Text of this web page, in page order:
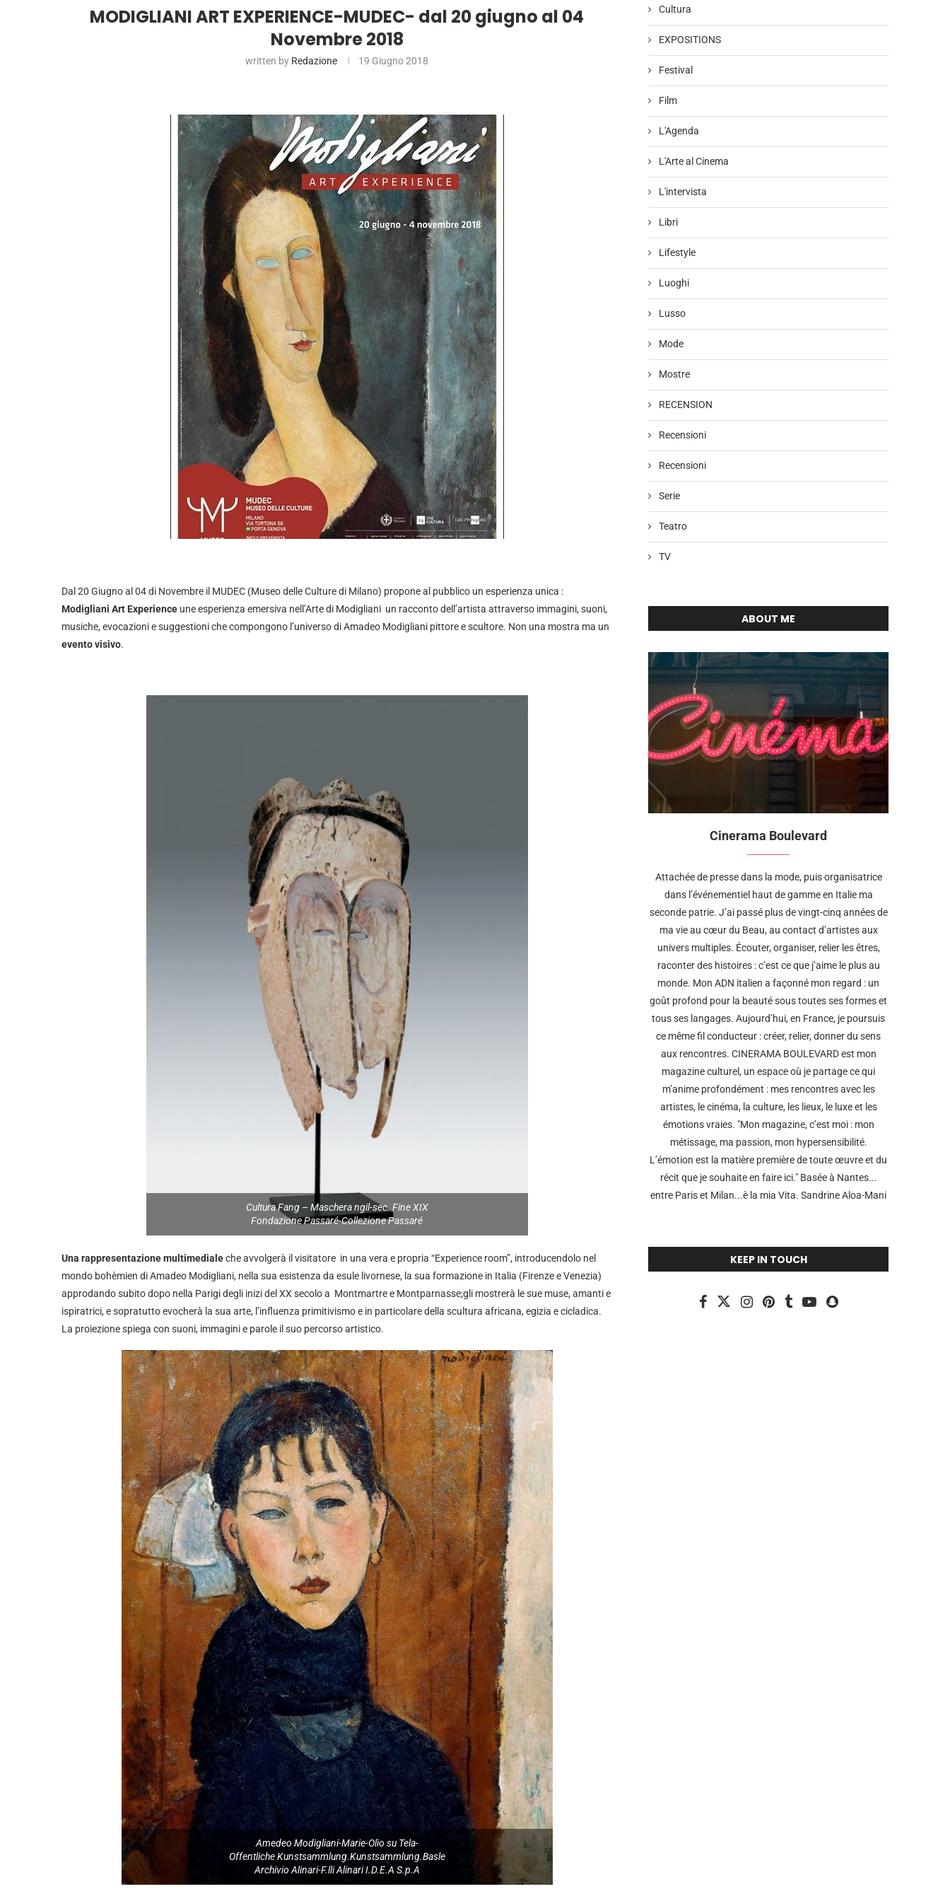
MODIGLIANI ART EXPERIENCE-MUDEC- dal 20 giugno al 04
Novembre 2018
written by Redazione 19 Giugno 2018
Dal 20 Giugno al 04 di Novembre il MUDEC (Museo delle Culture di Milano) propone al pubblico un esperienza unica :
Modigliani Art Experience une esperienza emersiva nell’Arte di Modigliani un racconto dell’artista attraverso immagini, suoni,
musiche, evocazioni e suggestioni che compongono l’universo di Amadeo Modigliani pittore e scultore. Non una mostra ma un
evento visivo.
Cultura Fang – Maschera ngil-sec. Fine XIX
Fondazione Passaré-Collezione Passaré
Una rappresentazione multimedialeche avvolgerà il visitatore in una vera e propria “Experience room”, introducendolo nel
mondo bohèmien di Amadeo Modigliani, nella sua esistenza da esule livornese, la sua formazione in Italia (Firenze e Venezia)
approdando subito dopo nella Parigi degli inizi del XX secolo a Montmartre e Montparnasse;gli mostrerà le sue muse, amanti e
ispiratrici, e sopratutto evocherà la sua arte, l’influenza primitivismo e in particolare della scultura africana, egizia e cicladica.
La proiezione spiega con suoni, immagini e parole il suo percorso artistico.
Amedeo Modigliani-Marie-Olio su Tela-
Offentliche Kunstsammlung.Kunstsammlung.Basle
Archivio Alinari-F.lli Alinari I.D.E.A S.p.A
Cultura
EXPOSITIONS
Festival
Film
L'Agenda
L'Arte al Cinema
L'intervista
Libri
Lifestyle
Luoghi
Lusso
Mode
Mostre
RECENSION
Recensioni
Recensioni
Serie
Teatro
TV
ABOUT ME
Cinerama Boulevard
Attachée de presse dans la mode, puis organisatrice
dans l’événementiel haut de gamme en Italie ma
seconde patrie. J’ai passé plus de vingt-cinq années de
ma vie au cœur du Beau, au contact d’artistes aux
univers multiples. Écouter, organiser, relier les êtres,
raconter des histoires : c’est ce que j’aime le plus au
monde. Mon ADN italien a façonné mon regard : un
goût profond pour la beauté sous toutes ses formes et
tous ses langages. Aujourd’hui, en France, je poursuis
ce même fil conducteur : créer, relier, donner du sens
aux rencontres. CINERAMA BOULEVARD est mon
magazine culturel, un espace où je partage ce qui
m’anime profondément : mes rencontres avec les
artistes, le cinéma, la culture, les lieux, le luxe et les
émotions vraies. "Mon magazine, c’est moi : mon
métissage, ma passion, mon hypersensibilité.
L’émotion est la matière première de toute œuvre et du
récit que je souhaite en faire ici." Basée à Nantes...
entre Paris et Milan...è la mia Vita. Sandrine Aloa-Mani
KEEP IN TOUCH